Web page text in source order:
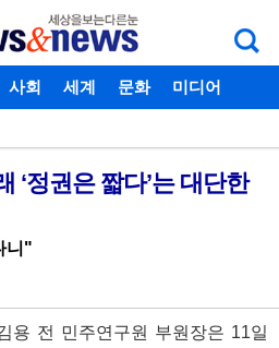
찾기 비밀번호찾기
사회 세계 문화
미디어
‘정권은 짧다’는 대단한
니"
용 전 민주연구원 부원장은 11일